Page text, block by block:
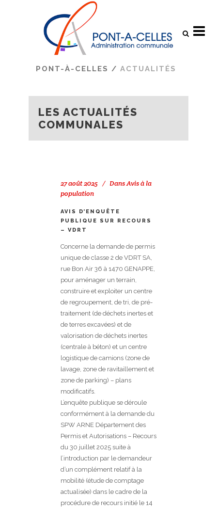
PONT-À-CELLES / ACTUALITÉS
LES ACTUALITÉS
COMMUNALES
27 août 2025 DansAvis à la
population
AVIS D’ENQUÊTE
PUBLIQUE SUR RECOURS
– VDRT
Concerne la demande de permis
unique de classe 2 de VDRT SA,
rue Bon Air 36 à 1470 GENAPPE,
pour aménager un terrain,
construire et exploiter un centre
de regroupement, de tri, de pré-
traitement (de déchets inertes et
de terres excavées) et de
valorisation de déchets inertes
(centrale à béton) et un centre
logistique de camions (zone de
lavage, zone de ravitaillement et
zone de parking) – plans
modificatifs.
L’enquête publique se déroule
conformément à la demande du
SPW ARNE Département des
Permis et Autorisations – Recours
du 30 juillet 2025 suite à
l’introduction par le demandeur
d’un complément relatif à la
mobilité (étude de comptage
actualisée) dans le cadre de la
procédure de recours initié le 14